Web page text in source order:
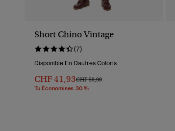
Short Chino Vintage
(7)
Disponible En Dautres Coloris
CHF 41,93Prix Réduit De
CHF 59,90À
Tu Économises 30 %